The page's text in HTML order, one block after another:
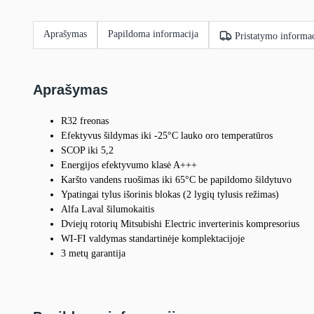
Aprašymas Papildoma informacija Pristatymo
Aprašymas
R32 freonas
Efektyvus šildymas iki -25°C lauko oro temperatūros
SCOP iki 5,2
Energijos efektyvumo klasė A+++
Karšto vandens ruošimas iki 65°C be papildomo šildytuvo
Ypatingai tylus išorinis blokas (2 lygių tylusis režimas)
Alfa Laval šilumokaitis
Dviejų rotorių Mitsubishi Electric inverterinis kompresorius
WI-FI valdymas standartinėje komplektacijoje
3 metų garantija